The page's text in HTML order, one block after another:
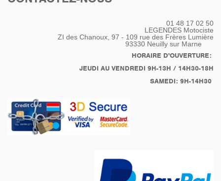
01 48 17 02 50
LEGENDES Motociste
ZI des Chanoux, 97 - 109 rue des Frères Lumière
93330 Neuilly sur Marne
HORAIRE D'OUVERTURE:
JEUDI AU VENDREDI 9H-13H / 14H30-18H
SAMEDI: 9H-14H30